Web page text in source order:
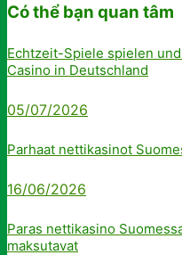
Có thể bạn quan tâm
Echtzeit-Spiele spielen
Casino in Deutschland
05/07/2026
Parhaat nettikasinot
16/06/2026
Paras nettikasino
maksutavat